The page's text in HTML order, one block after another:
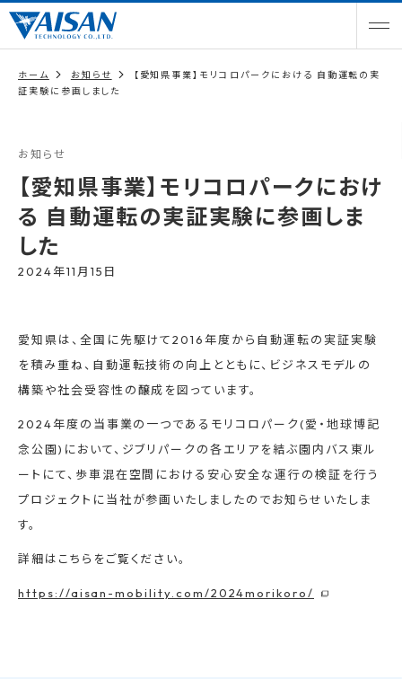
ホーム お知らせ
【愛知県事業】モリコロパークにおける 自動運転の実
証実験に参画しました
お知らせ
【愛知県事業】モリコロパークにおけ
る 自動運転の実証実験に参画しま
した
2024年11月15日
愛知県は、全国に先駆けて2016年度から自動運転の実証実験
を積み重ね、自動運転技術の向上とともに、ビジネスモデルの
構築や社会受容性の醸成を図っています。
2024年度の当事業の一つであるモリコロパーク(愛・地球博記
念公園)において、ジブリパークの各エリアを結ぶ園内バス東ル
ートにて、歩車混在空間における安心安全な運行の検証を行う
プロジェクトに当社が参画いたしましたのでお知らせいたしま
す。
詳細はこちらをご覧ください。
https://aisan-mobility.com/2024morikoro/